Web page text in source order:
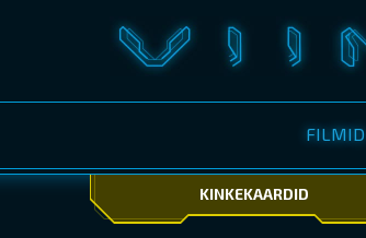
FILMID
KINKEKAARDID